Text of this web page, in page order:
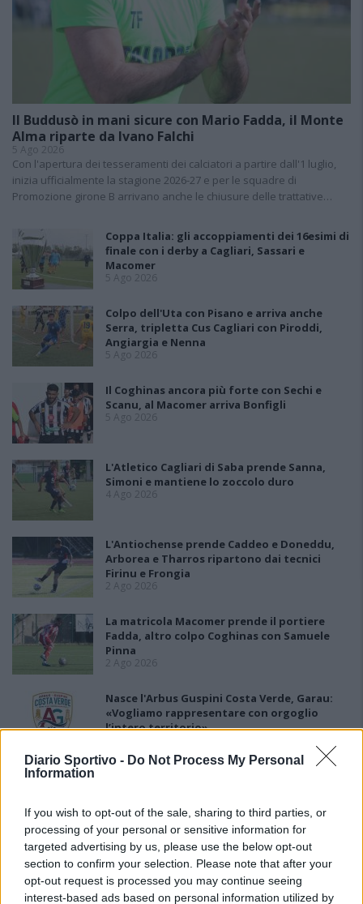
Diario Sportivo - Do Not Process My Personal
Information
If you wish to opt-out of the sale, sharing to third parties, or
processing of your personal or sensitive information for
targeted advertising by us, please use the below opt-out
section to confirm your selection. Please note that after your
opt-out request is processed you may continue seeing
interest-based ads based on personal information utilized by
Il Buddusò in mani sicure con Mario Fadda, il Monte
Alma riparte da Ivano Falchi
5 Ago 2026
Con l'apertura dei tesseramenti dei calciatori a partire dall'1 luglio,
inizia ufficialmente la stagione 2026-27 e per le squadre di
Promozione girone B arrivano anche le chiusure delle trattative…
Coppa Italia: gli accoppiamenti dei 16esimi di
finale con i derby a Cagliari, Sassari e
Macomer
5 Ago 2026
Colpo dell'Uta con Pisano e arriva anche
Serra, tripletta Cus Cagliari con Piroddi,
Angiargia e Nenna
5 Ago 2026
Il Coghinas ancora più forte con Sechi e
Scanu, al Macomer arriva Bonfigli
5 Ago 2026
L'Atletico Cagliari di Saba prende Sanna,
Simoni e mantiene lo zoccolo duro
4 Ago 2026
L'Antiochense prende Caddeo e Doneddu,
Arborea e Tharros ripartono dai tecnici
Firinu e Frongia
2 Ago 2026
La matricola Macomer prende il portiere
Fadda, altro colpo Coghinas con Samuele
Pinna
2 Ago 2026
Nasce l'Arbus Guspini Costa Verde, Garau:
«Vogliamo rappresentare con orgoglio
l’intero territorio»